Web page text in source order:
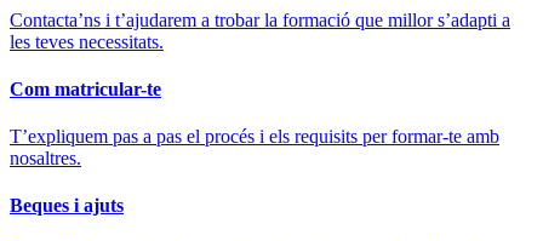
Contacta’ns i t’ajudarem a trobar la formació que millor s’adapti a
les teves necessitats.
Com matricular-te
T’expliquem pas a pas el procés i els requisits per formar-te amb
nosaltres.
Beques i ajuts